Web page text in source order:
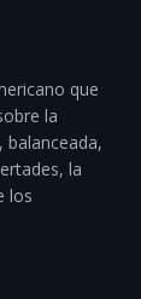
que
la
la
los